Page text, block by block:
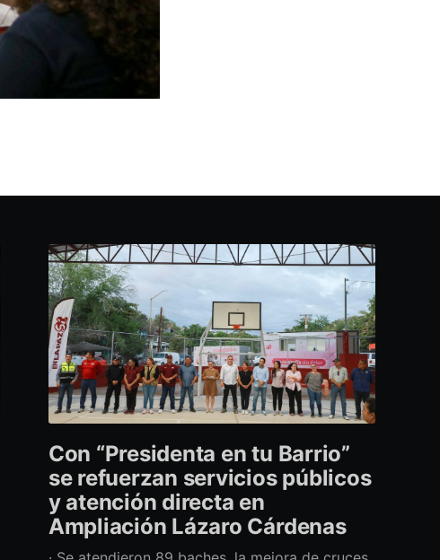
Con “Presidenta en tu Barrio”
se refuerzan servicios públicos
y atención directa en
Ampliación Lázaro Cárdenas